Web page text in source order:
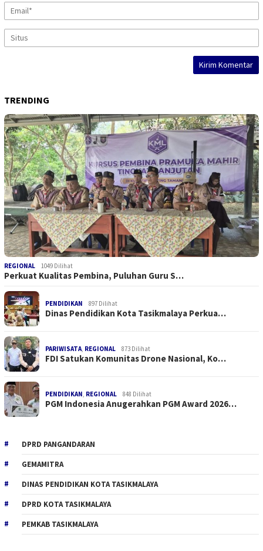
TRENDING
REGIONAL 1049 Dilihat
Perkuat Kualitas Pembina, Puluhan Guru S…
PENDIDIKAN 897 Dilihat
Dinas Pendidikan Kota Tasikmalaya Perkua…
PARIWISATA, REGIONAL 873 Dilihat
FDI Satukan Komunitas Drone Nasional, Ko…
PENDIDIKAN, REGIONAL 848 Dilihat
PGM Indonesia Anugerahkan PGM Award 2026…
DPRD PANGANDARAN
GEMAMITRA
DINAS PENDIDIKAN KOTA TASIKMALAYA
DPRD KOTA TASIKMALAYA
PEMKAB TASIKMALAYA